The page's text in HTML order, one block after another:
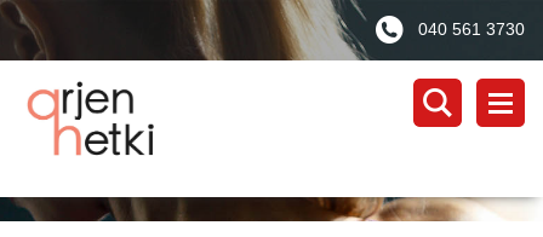
040 561 3730